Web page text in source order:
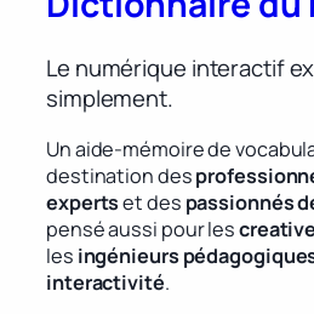
Le numérique interactif
simplement.
Un aide-mémoire de
destination des
expertset des passionnés
pensé aussi pour les
les ingénieurs
interactivité.